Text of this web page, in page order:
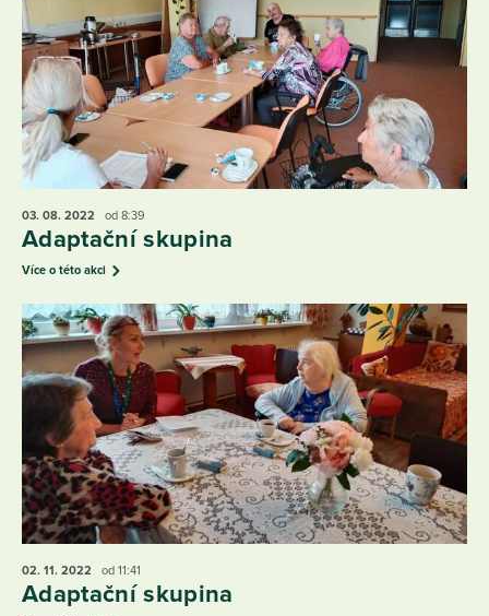
03. 08. 2022 od 8:39
Adaptační skupina
Více o této akci
02. 11. 2022 od 11:41
Adaptační skupina